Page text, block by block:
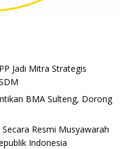
Jadi Mitra Strategis
BMA Sulteng, Dorong
Resmi Musyawarah
Indonesia